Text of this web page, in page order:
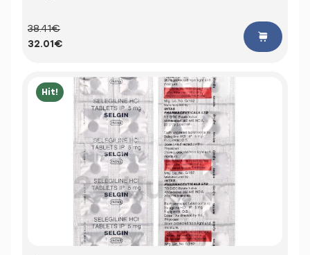
38.41€
32.01€
Hit!